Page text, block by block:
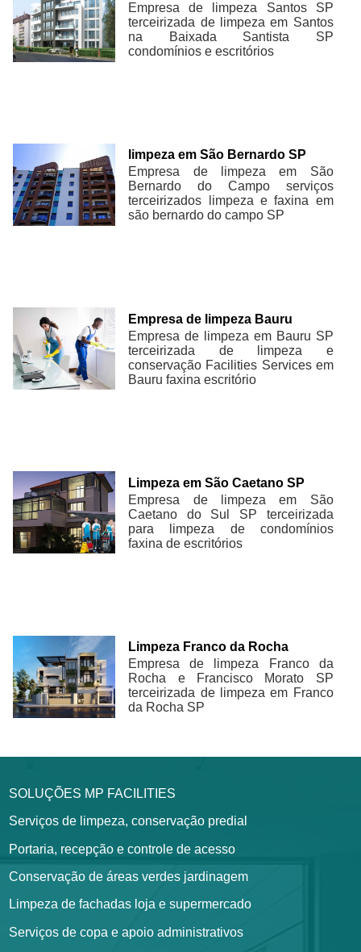
Empresa de limpeza Santos SP
terceirizada de limpeza em Santos
na Baixada Santista SP
condomínios e escritórios
limpeza em São Bernardo SP
Empresa de limpeza em São
Bernardo do Campo serviços
terceirizados limpeza e faxina em
são bernardo do campo SP
Empresa de limpeza Bauru
Empresa de limpeza em Bauru SP
terceirizada de limpeza e
conservação Facilities Services em
Bauru faxina escritório
Limpeza em São Caetano SP
Empresa de limpeza em São
Caetano do Sul SP terceirizada
para limpeza de condomínios
faxina de escritórios
Limpeza Franco da Rocha
Empresa de limpeza Franco da
Rocha e Francisco Morato SP
terceirizada de limpeza em Franco
da Rocha SP
SOLUÇÕES MP FACILITIES
Serviços de limpeza, conservação predial
Portaria, recepção e controle de acesso
Conservação de áreas verdes jardinagem
Limpeza de fachadas loja e supermercado
Serviços de copa e apoio administrativos